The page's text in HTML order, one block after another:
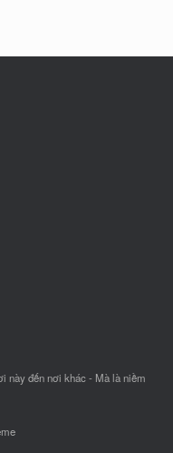
này đến nơi khác - Mà là niềm